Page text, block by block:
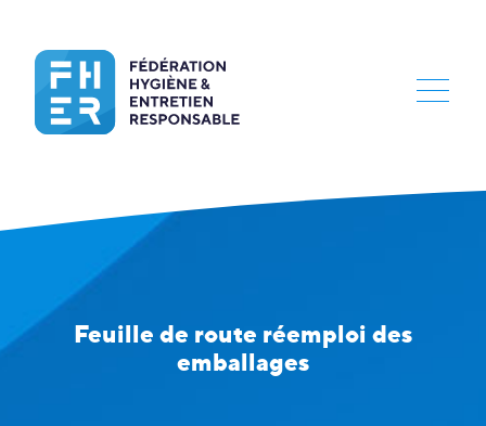
Feuille de route réemploi des
emballages